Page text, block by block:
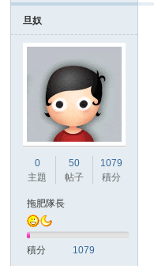
旦奴
0
主題
50
帖子
1079
積分
拖肥隊長
積分 1079